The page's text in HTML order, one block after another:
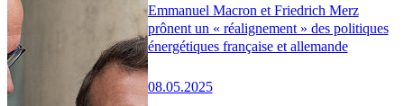
Emmanuel Macron et Friedrich Merz
prônent un « réalignement » des politiques
énergétiques française et allemande
08.05.2025